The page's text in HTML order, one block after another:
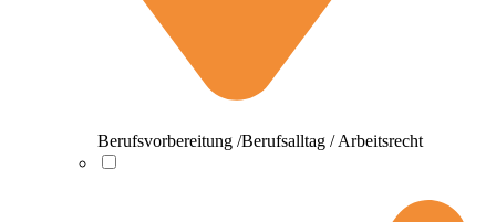
Berufsvorbereitung /Berufsalltag / Arbeitsrecht